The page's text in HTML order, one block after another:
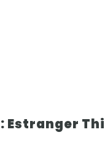
Estranger